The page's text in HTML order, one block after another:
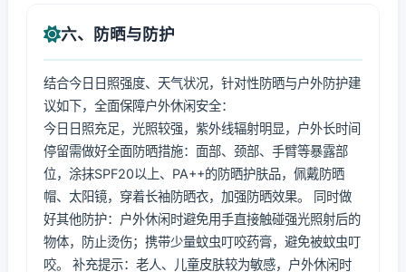
六、防晒与防护
结合今日日照强度、天气状况，针对性防晒与户外防护建
议如下，全面保障户外休闲安全：
今日日照充足，光照较强，紫外线辐射明显，户外长时间
停留需做好全面防晒措施：面部、颈部、手臂等暴露部
位，涂抹SPF20以上、PA++的防晒护肤品，佩戴防晒
帽、太阳镜，穿着长袖防晒衣，加强防晒效果。 同时做
好其他防护：户外休闲时避免用手直接触碰强光照射后的
物体，防止烫伤；携带少量蚊虫叮咬药膏，避免被蚊虫叮
咬。 补充提示：老人、儿童皮肤较为敏感，户外休闲时